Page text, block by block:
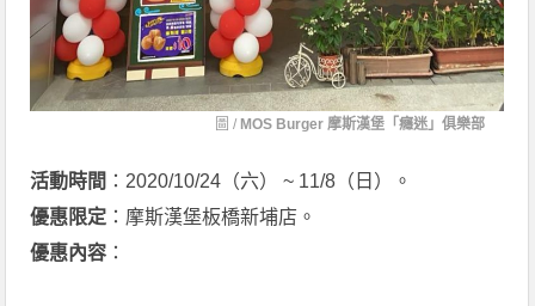
圖 / MOS Burger 摩斯漢堡「癮迷」俱樂部
活動時間 ：2020/10/24（六） ~ 11/8（日）。
優惠限定 ：摩斯漢堡板橋新埔店。
優惠內容 ：